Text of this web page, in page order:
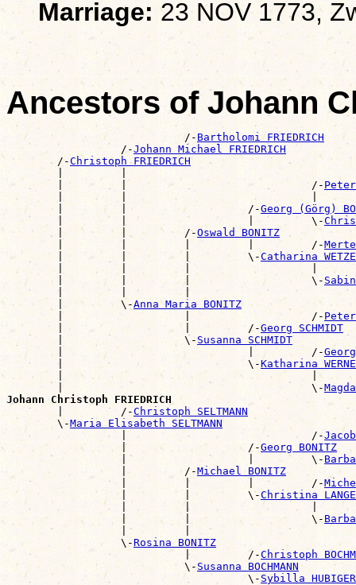
Marriage: 23 NOV 1773,
Ancestors of Johann
                            /-
Bartholomi FRIEDRICH
                  /-
Johann Michael FRIEDRICH
        /-
Christoph FRIEDRICH
        |         |                             /-
Peter
|         |                             |
        |         |                   /-
Georg (Görg)
        |         |                   |         \-
        |         |         /-
Oswald BONITZ
        |         |         |         |         /-
        |         |         |         \-
Catharina
        |         |         |                   \-
|         |         |
        |         \-
Anna Maria BONITZ
        |                   |                   /-
Peter
        |                   |         /-
Georg SCHMIDT
        |                   \-
Susanna SCHMIDT
        |                             |         /-
Georg
        |                             \-
Katharina
|                                       |
        |                                       \-
Johann Christoph FRIEDRICH
|         /-Christoph SELTMANN
        \-
Maria Elisabeth SELTMANN
                  |                             /-
                  |                   /-
Georg BONITZ
                  |                   |         \-
                  |         /-
Michael BONITZ
                  |         |         |         /-
                  |         |         \-
Christina LANGE
|         |                   |
                  |         |                   \-
|         |
                  \-
Rosina BONITZ
                            |         /-
Christoph
                            \-
Susanna BOCHMANN
                                      \-
Sybilla HUBIGER